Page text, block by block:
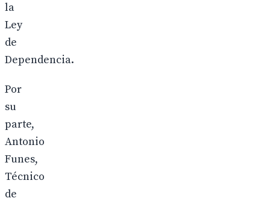
la
Ley
de
Dependencia.
Por
su
parte,
Antonio
Funes,
Técnico
de